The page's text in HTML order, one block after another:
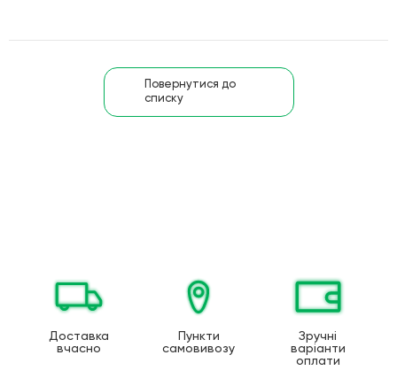
Повернутися до
списку
Доставка
вчасно
Пункти
самовивозу
Зручні
варіанти
оплати